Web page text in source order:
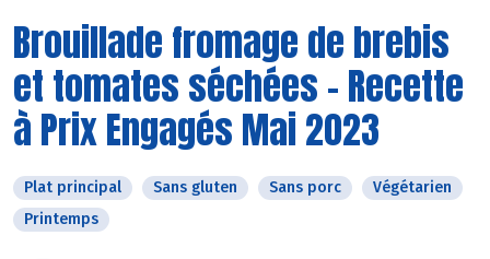
Brouillade fromage de brebis
et tomates séchées - Recette
à Prix Engagés Mai 2023
Plat principal Sans gluten Sans porc
Végétarien
Printemps